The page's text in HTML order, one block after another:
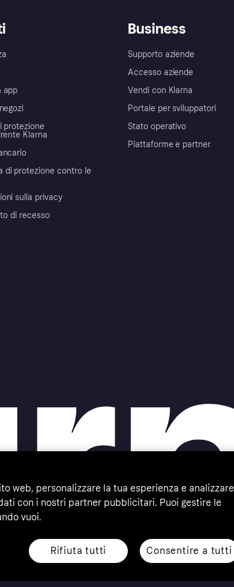
app
protezione
Klarna
di protezione contro le
sulla privacy
di recesso
Business
Supporto aziende
Accesso aziende
Vendi con Klarna
Portale per sviluppatori
Stato operativo
Piattaforme e partner
46, 111 34
web, personalizzare la tua esperienza e analizzare
con i nostri partner pubblicitari. Puoi gestire le
vuoi.
Rifiuta tutti Consentire a tutti